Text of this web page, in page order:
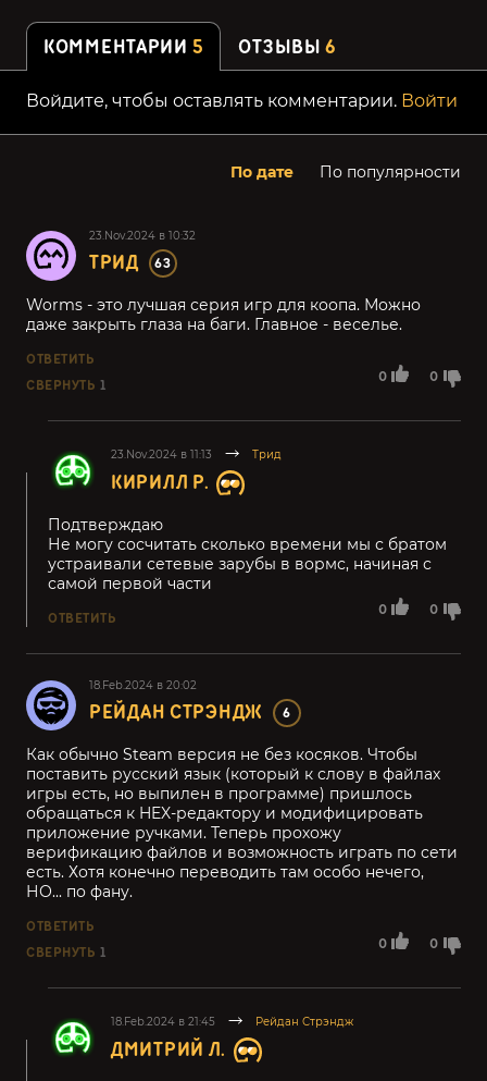
КОММЕНТАРИИ 5 ОТЗЫВЫ6
Войдите, чтобы оставлять комментарии. Войти
По дате По популярности
23.Nov.2024 в 10:32
ТРИД 63
0 0
Worms - это лучшая серия игр для коопа. Можно
даже закрыть глаза на баги. Главное - веселье.
ОТВЕТИТЬ
СВЕРНУТЬ 1
23.Nov.2024 в 11:13 Трид
КИРИЛЛ Р.
0 0
Подтверждаю
Не могу сосчитать сколько времени мы с братом
устраивали сетевые зарубы в вормс, начиная с
самой первой части
ОТВЕТИТЬ
18.Feb.2024 в 20:02
РЕЙДАН СТРЭНДЖ 6
0 0
Как обычно Steam версия не без косяков. Чтобы
поставить русский язык (который к слову в файлах
игры есть, но выпилен в программе) пришлось
обращаться к HEX-редактору и модифицировать
приложение ручками. Теперь прохожу
верификацию файлов и возможность играть по сети
есть. Хотя конечно переводить там особо нечего,
НО... по фану.
ОТВЕТИТЬ
СВЕРНУТЬ 1
18.Feb.2024 в 21:45 Рейдан Стрэндж
ДМИТРИЙ Л.